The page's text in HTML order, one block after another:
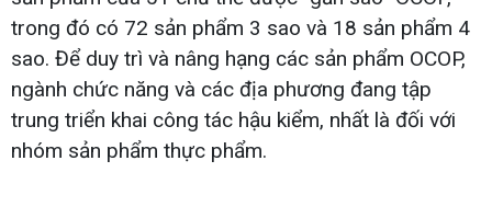
trong đó có 72 sản phẩm 3 sao và 18 sản phẩm 4
sao. Để duy trì và nâng hạng các sản phẩm OCOP,
ngành chức năng và các địa phương đang tập
trung triển khai công tác hậu kiểm, nhất là đối với
nhóm sản phẩm thực phẩm.